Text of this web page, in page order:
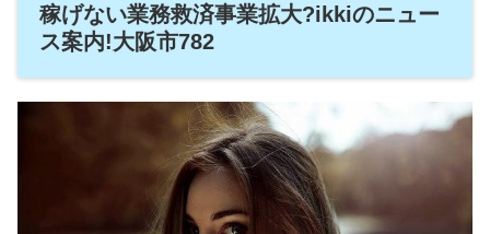
稼げない業務救済事業拡大?ikkiのニュー
ス案内!大阪市782